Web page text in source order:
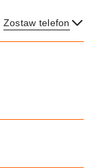
Zostaw telefon